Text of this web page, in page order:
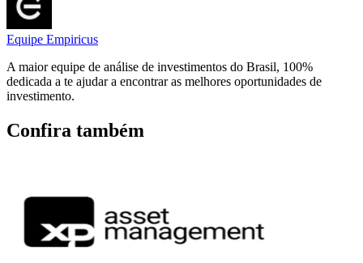
Equipe Empiricus
A maior equipe de análise de investimentos do Brasil, 100%
dedicada a te ajudar a encontrar as melhores oportunidades de
investimento.
Confira também